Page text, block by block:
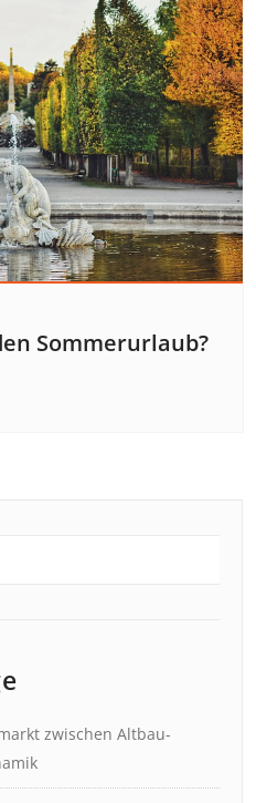
Sommerurlaub?
zwischen Altbau-